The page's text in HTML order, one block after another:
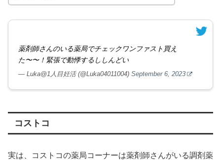
薬剤師さんのいる薬局でチェックワンファスト買え
た〜〜！緊張で動悸するししんどい
— Luka@1人目妊活 (@Luka04011004) September 6, 2023
コストコ
実は、コストコの薬局コーナーは薬剤師さんがいる調剤薬